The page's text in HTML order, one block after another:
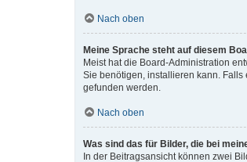
Nach oben
Meine Sprache steht auf diesem
Meist hat die Board-Administration
Sie benötigen, installieren kann. Falls
gefunden werden.
Nach oben
Was sind das für Bilder, die bei
In der Beitragsansicht können zwei